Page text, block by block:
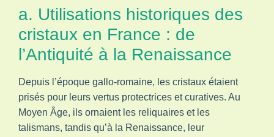
a. Utilisations historiques des
cristaux en France : de
l’Antiquité à la Renaissance
Depuis l’époque gallo-romaine, les cristaux étaient
prisés pour leurs vertus protectrices et curatives. Au
Moyen Âge, ils ornaient les reliquaires et les
talismans, tandis qu’à la Renaissance, leur